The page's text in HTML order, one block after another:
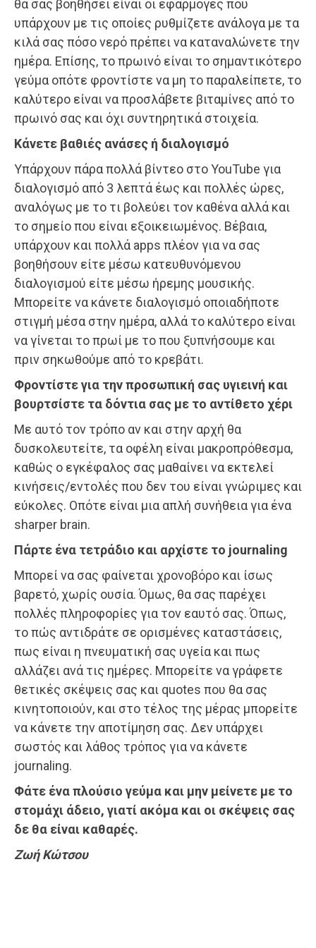
θα σας βοηθήσει είναι οι εφαρμογές που
υπάρχουν με τις οποίες ρυθμίζετε ανάλογα με τα
κιλά σας πόσο νερό πρέπει να καταναλώνετε την
ημέρα. Επίσης, το πρωινό είναι το σημαντικότερο
γεύμα οπότε φροντίστε να μη το παραλείπετε, το
καλύτερο είναι να προσλάβετε βιταμίνες από το
πρωινό σας και όχι συντηρητικά στοιχεία.
Κάνετε βαθιές ανάσες ή διαλογισμό
Υπάρχουν πάρα πολλά βίντεο στο YouTube για
διαλογισμό από 3 λεπτά έως και πολλές ώρες,
αναλόγως με το τι βολεύει τον καθένα αλλά και
το σημείο που είναι εξοικειωμένος. Βέβαια,
υπάρχουν και πολλά apps πλέον για να σας
βοηθήσουν είτε μέσω κατευθυνόμενου
διαλογισμού είτε μέσω ήρεμης μουσικής.
Μπορείτε να κάνετε διαλογισμό οποιαδήποτε
στιγμή μέσα στην ημέρα, αλλά το καλύτερο είναι
να γίνεται το πρωί με το που ξυπνήσουμε και
πριν σηκωθούμε από το κρεβάτι.
Φροντίστε για την προσωπική σας υγιεινή και
βουρτσίστε τα δόντια σας με το αντίθετο χέρι
Με αυτό τον τρόπο αν και στην αρχή θα
δυσκολευτείτε, τα οφέλη είναι μακροπρόθεσμα,
καθώς ο εγκέφαλος σας μαθαίνει να εκτελεί
κινήσεις/εντολές που δεν του είναι γνώριμες και
εύκολες. Οπότε είναι μια απλή συνήθεια για ένα
sharper brain.
Πάρτε ένα τετράδιο και αρχίστε το journaling
Μπορεί να σας φαίνεται χρονοβόρο και ίσως
βαρετό, χωρίς ουσία. Όμως, θα σας παρέχει
πολλές πληροφορίες για τον εαυτό σας. Όπως,
το πώς αντιδράτε σε ορισμένες καταστάσεις,
πως είναι η πνευματική σας υγεία και πως
αλλάζει ανά τις ημέρες. Μπορείτε να γράφετε
θετικές σκέψεις σας και quotes που θα σας
κινητοποιούν, και στο τέλος της μέρας μπορείτε
να κάνετε την αποτίμηση σας. Δεν υπάρχει
σωστός και λάθος τρόπος για να κάνετε
journaling.
Φάτε ένα πλούσιο γεύμα και μην μείνετε με το
στομάχι άδειο, γιατί ακόμα και οι σκέψεις σας
δε θα είναι καθαρές.
Ζωή Κώτσου